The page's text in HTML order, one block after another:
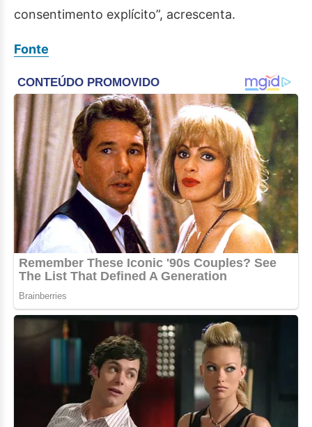
consentimento explícito”, acrescenta.
Fonte